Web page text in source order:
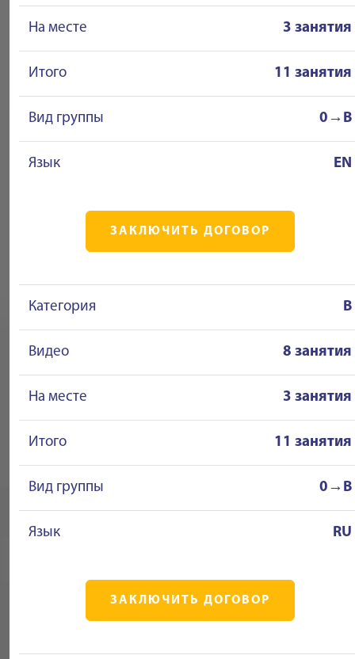
На месте 3 занятия
Итого 11 занятия
Вид группы 0→B
Язык EN
ЗАКЛЮЧИТЬ ДОГОВОР
Категория B
Видео 8 занятия
На месте 3 занятия
Итого 11 занятия
Вид группы 0→B
Язык RU
ЗАКЛЮЧИТЬ ДОГОВОР